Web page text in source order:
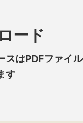
ード
スはPDFファイル
す